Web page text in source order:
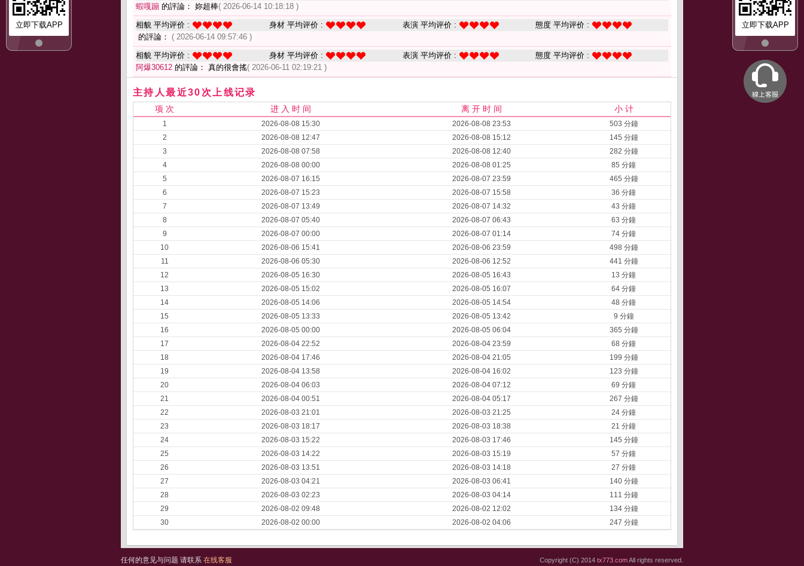
立即下载APP
立即下载APP
蝦嘎蹦 的評論： 妳超棒( 2026-06-14 10:18:18 )
相貌 平均评价 : 身材 平均评价 : 表演 平均评价 :
態度 平均评价 :
的評論： ( 2026-06-14 09:57:46 )
相貌 平均评价 : 身材 平均评价 : 表演 平均评价 :
態度 平均评价 :
阿爆30612 的評論： 真的很會搖( 2026-06-11 02:19:21 )
主持人最近30次上线记录
项 次 进 入 时 间 离 开 时 间 小 计
1 2026-08-08 15:30 2026-08-08 23:53
503 分鐘
2
2026-08-08 12:47 2026-08-08 15:12
145 分鐘
3
2026-08-08 07:58 2026-08-08 12:40
282 分鐘
4
2026-08-08 00:00 2026-08-08 01:25
85 分鐘
5
2026-08-07 16:15 2026-08-07 23:59
465 分鐘
6
2026-08-07 15:23 2026-08-07 15:58
36 分鐘
7
2026-08-07 13:49 2026-08-07 14:32
43 分鐘
8
2026-08-07 05:40 2026-08-07 06:43
63 分鐘
9
2026-08-07 00:00 2026-08-07 01:14
74 分鐘
10
2026-08-06 15:41 2026-08-06 23:59
498 分鐘
11
2026-08-06 05:30 2026-08-06 12:52
441 分鐘
12
2026-08-05 16:30 2026-08-05 16:43
13 分鐘
13
2026-08-05 15:02 2026-08-05 16:07
64 分鐘
14
2026-08-05 14:06 2026-08-05 14:54
48 分鐘
15
2026-08-05 13:33 2026-08-05 13:42
9 分鐘
16
2026-08-05 00:00 2026-08-05 06:04
365 分鐘
17
2026-08-04 22:52 2026-08-04 23:59
68 分鐘
18
2026-08-04 17:46 2026-08-04 21:05
199 分鐘
19
2026-08-04 13:58 2026-08-04 16:02
123 分鐘
20
2026-08-04 06:03 2026-08-04 07:12
69 分鐘
21
2026-08-04 00:51 2026-08-04 05:17
267 分鐘
22
2026-08-03 21:01 2026-08-03 21:25
24 分鐘
23
2026-08-03 18:17 2026-08-03 18:38
21 分鐘
24
2026-08-03 15:22 2026-08-03 17:46
145 分鐘
25
2026-08-03 14:22 2026-08-03 15:19
57 分鐘
26
2026-08-03 13:51 2026-08-03 14:18
27 分鐘
27
2026-08-03 04:21 2026-08-03 06:41
140 分鐘
28
2026-08-03 02:23 2026-08-03 04:14
111 分鐘
29
2026-08-02 09:48 2026-08-02 12:02
134 分鐘
30
2026-08-02 00:00 2026-08-02 04:06 247 分鐘
任何的意见与问题 请联系 在线客服 Copyright (C) 2014 tx773.comAll rights reserved.